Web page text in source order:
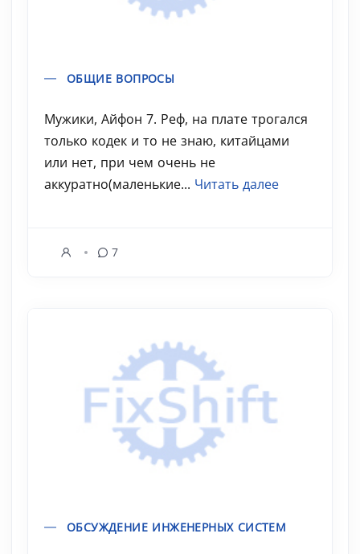
ОБЩИЕ ВОПРОСЫ
Мужики, Айфон 7. Реф, на плате трогался
только кодек и то не знаю, китайцами
или нет, при чем очень не
аккуратно(маленькие... Читать далее
7
ОБСУЖДЕНИЕ ИНЖЕНЕРНЫХ СИСТЕМ